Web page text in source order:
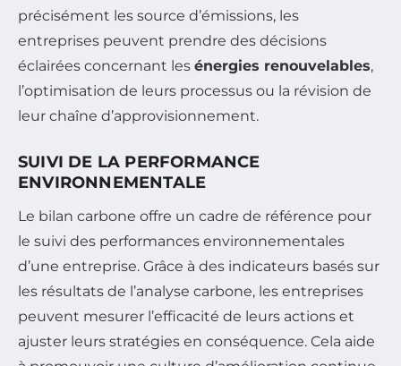
précisément les source d’émissions, les
entreprises peuvent prendre des décisions
éclairées concernant les énergies renouvelables,
l’optimisation de leurs processus ou la révision de
leur chaîne d’approvisionnement.
SUIVI DE LA PERFORMANCE
ENVIRONNEMENTALE
Le bilan carbone offre un cadre de référence pour
le suivi des performances environnementales
d’une entreprise. Grâce à des indicateurs basés sur
les résultats de l’analyse carbone, les entreprises
peuvent mesurer l’efficacité de leurs actions et
ajuster leurs stratégies en conséquence. Cela aide